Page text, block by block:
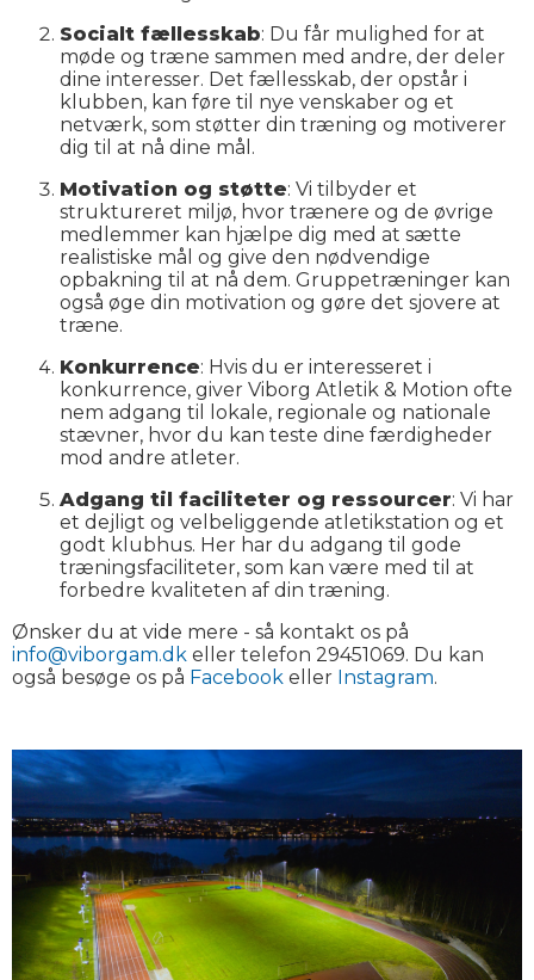
Socialt fællesskab: Du får mulighed for at
møde og træne sammen med andre, der deler
dine interesser. Det fællesskab, der opstår i
klubben, kan føre til nye venskaber og et
netværk, som støtter din træning og motiverer
dig til at nå dine mål.
Motivation og støtte: Vi tilbyder et
struktureret miljø, hvor trænere og de øvrige
medlemmer kan hjælpe dig med at sætte
realistiske mål og give den nødvendige
opbakning til at nå dem. Gruppetræninger kan
også øge din motivation og gøre det sjovere at
træne.
Konkurrence: Hvis du er interesseret i
konkurrence, giver Viborg Atletik & Motion ofte
nem adgang til lokale, regionale og nationale
stævner, hvor du kan teste dine færdigheder
mod andre atleter.
Adgang til faciliteter og ressourcer: Vi har
et dejligt og velbeliggende atletikstation og et
godt klubhus. Her har du adgang til gode
træningsfaciliteter, som kan være med til at
forbedre kvaliteten af din træning.
Ønsker du at vide mere - så kontakt os på
info@viborgam.dk eller telefon 29451069. Du kan
også besøge os på Facebook eller Instagram.